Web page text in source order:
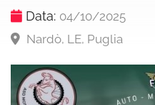
Data: 04/10/2025
Nardò, LE, Puglia